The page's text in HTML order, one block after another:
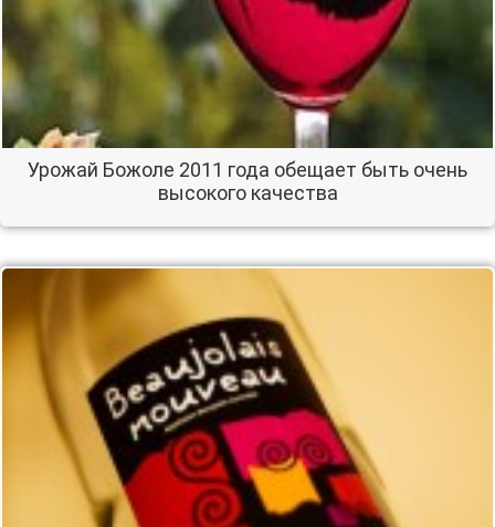
Урожай Божоле 2011 года обещает быть очень
высокого качества